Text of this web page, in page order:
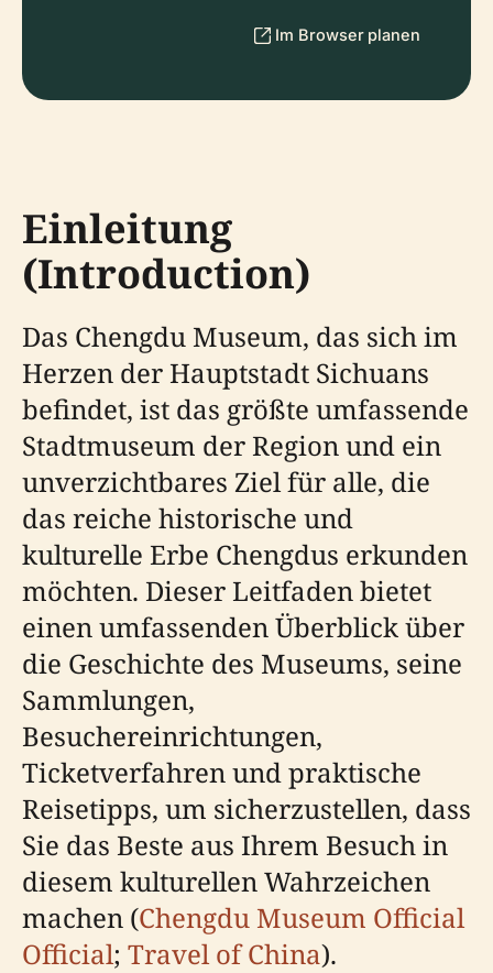
Im Browser planen
Einleitung
(Introduction)
Das Chengdu Museum, das sich im
Herzen der Hauptstadt Sichuans
befindet, ist das größte umfassende
Stadtmuseum der Region und ein
unverzichtbares Ziel für alle, die
das reiche historische und
kulturelle Erbe Chengdus erkunden
möchten. Dieser Leitfaden bietet
einen umfassenden Überblick über
die Geschichte des Museums, seine
Sammlungen,
Besuchereinrichtungen,
Ticketverfahren und praktische
Reisetipps, um sicherzustellen, dass
Sie das Beste aus Ihrem Besuch in
diesem kulturellen Wahrzeichen
machen (Chengdu Museum Official
Official; Travel of China).